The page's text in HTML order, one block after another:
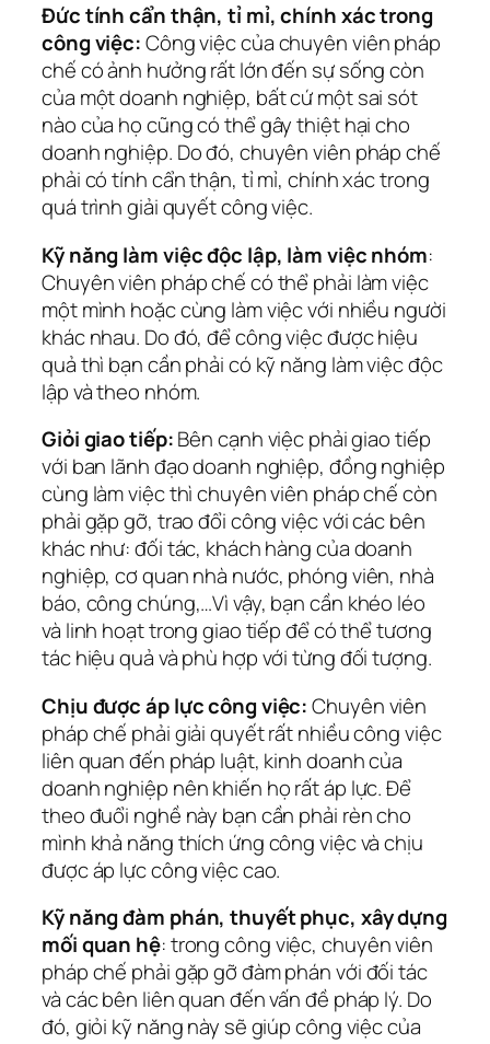
Đức tính cẩn thận, tỉ mỉ, chính xác trong
công việc:Công việc của chuyên viên pháp
chế có ảnh hưởng rất lớn đến sự sống còn
của một doanh nghiệp, bất cứ một sai sót
nào của họ cũng có thể gây thiệt hại cho
doanh nghiệp. Do đó, chuyên viên pháp chế
phải có tính cẩn thận, tỉ mỉ, chính xác trong
quá trình giải quyết công việc.
Kỹ năng làm việc độc lập, làm việc nhóm:
Chuyên viên pháp chế có thể phải làm việc
một mình hoặc cùng làm việc với nhiều người
khác nhau. Do đó, để công việc được hiệu
quả thì bạn cần phải có kỹ năng làm việc độc
lập và theo nhóm.
Giỏi giao tiếp:Bên cạnh việc phải giao tiếp
với ban lãnh đạo doanh nghiệp, đồng nghiệp
cùng làm việc thì chuyên viên pháp chế còn
phải gặp gỡ, trao đổi công việc với các bên
khác như: đối tác, khách hàng của doanh
nghiệp, cơ quan nhà nước, phóng viên, nhà
báo, công chúng,…Vì vậy, bạn cần khéo léo
và linh hoạt trong giao tiếp để có thể tương
tác hiệu quả và phù hợp với từng đối tượng.
Chịu được áp lực công việc:Chuyên viên
pháp chế phải giải quyết rất nhiều công việc
liên quan đến pháp luật, kinh doanh của
doanh nghiệp nên khiến họ rất áp lực. Để
theo đuổi nghề này bạn cần phải rèn cho
mình khả năng thích ứng công việc và chịu
được áp lực công việc cao.
Kỹ năng đàm phán, thuyết phục, xây dựng
mối quan hệ: trong công việc, chuyên viên
pháp chế phải gặp gỡ đàm phán với đối tác
và các bên liên quan đến vấn đề pháp lý. Do
đó, giỏi kỹ năng này sẽ giúp công việc của